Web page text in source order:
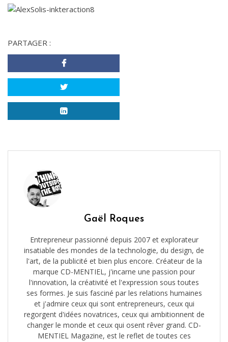
PARTAGER :
Gaël Roques
Entrepreneur passionné depuis 2007 et explorateur
insatiable des mondes de la technologie, du design, de
l'art, de la publicité et bien plus encore. Créateur de la
marque CD-MENTIEL, j'incarne une passion pour
l'innovation, la créativité et l'expression sous toutes
ses formes. Je suis fasciné par les relations humaines
et j'admire ceux qui sont entrepreneurs, ceux qui
regorgent d'idées novatrices, ceux qui ambitionnent de
changer le monde et ceux qui osent rêver grand. CD-
MENTIEL Magazine, est le reflet de toutes ces